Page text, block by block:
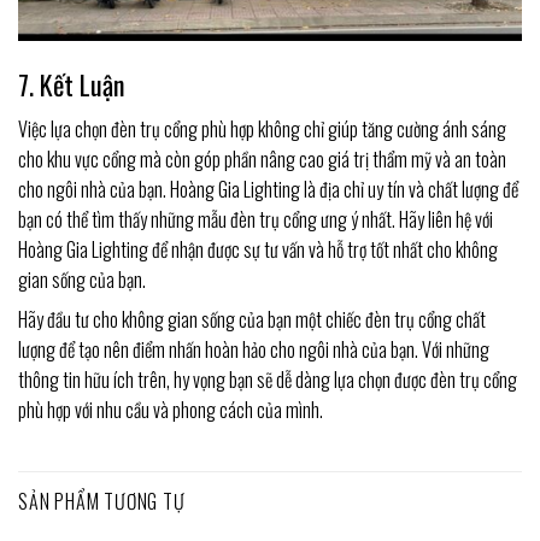
7. Kết Luận
Việc lựa chọn đèn trụ cổng phù hợp không chỉ giúp tăng cường ánh sáng
cho khu vực cổng mà còn góp phần nâng cao giá trị thẩm mỹ và an toàn
cho ngôi nhà của bạn. Hoàng Gia Lighting là địa chỉ uy tín và chất lượng để
bạn có thể tìm thấy những mẫu đèn trụ cổng ưng ý nhất. Hãy liên hệ với
Hoàng Gia Lighting để nhận được sự tư vấn và hỗ trợ tốt nhất cho không
gian sống của bạn.
Hãy đầu tư cho không gian sống của bạn một chiếc đèn trụ cổng chất
lượng để tạo nên điểm nhấn hoàn hảo cho ngôi nhà của bạn. Với những
thông tin hữu ích trên, hy vọng bạn sẽ dễ dàng lựa chọn được đèn trụ cổng
phù hợp với nhu cầu và phong cách của mình.
SẢN PHẨM TƯƠNG TỰ